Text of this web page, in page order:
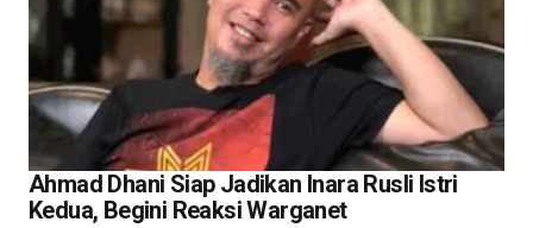
Ahmad Dhani Siap Jadikan Inara Rusli Istri
Kedua, Begini Reaksi Warganet